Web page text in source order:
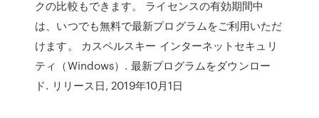
クの比較もできます。 ライセンスの有効期間中
は、いつでも無料で最新プログラムをご利用いただ
けます。 カスペルスキー インターネットセキュリ
ティ（Windows）. 最新プログラムをダウンロー
ド. リリース日, 2019年10月1日